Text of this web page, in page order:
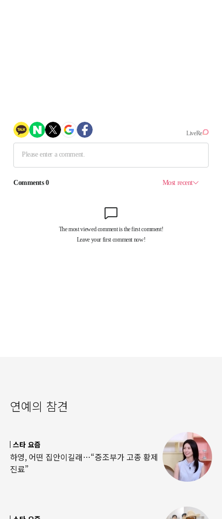
연예의 참견
스타 요즘
하영, 어떤 집안이길래…“증조부가 고종 황제
진료”